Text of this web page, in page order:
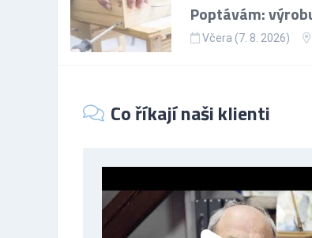
Poptávám:
Včera (7. 8. 2026)
Co říkají naši klienti